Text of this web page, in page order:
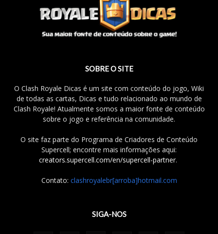
SOBRE O SITE
O Clash Royale Dicas é um site com conteúdo do jogo, Wiki
de todas as cartas, Dicas e tudo relacionado ao mundo de
Clash Royale! Atualmente somos a maior fonte de conteúdo
sobre o jogo e referência na comunidade.
O site faz parte do Programa de Criadores de Conteúdo
Supercell; encontre mais informações aqui:
creators.supercell.com/en/supercell-partner.
Contato: clashroyalebr[arroba]hotmail.com
SIGA-NOS